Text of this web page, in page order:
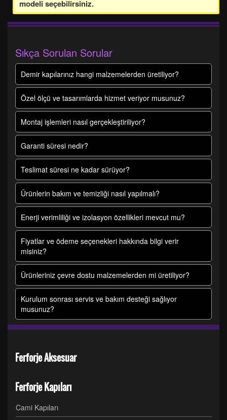
modeli seçebilirsiniz.
Sıkça Sorulan Sorular
Demir kapılarınız hangi malzemelerden üretiliyor?
Özel ölçü ve tasarımlarda hizmet veriyor musunuz?
Montaj işlemleri nasıl gerçekleştiriliyor?
Garanti süresi nedir?
Teslimat süresi ne kadar sürüyor?
Ürünlerin bakım ve temizliği nasıl yapılmalı?
Enerji verimliliği ve izolasyon özellikleri mevcut mu?
Fiyatlar ve ödeme seçenekleri hakkında bilgi verir
misiniz?
Ürünleriniz çevre dostu malzemelerden mi üretiliyor?
Kurulum sonrası servis ve bakım desteği sağlıyor
musunuz?
Ferforje Aksesuar
Ferforje Kapıları
Cami Kapıları